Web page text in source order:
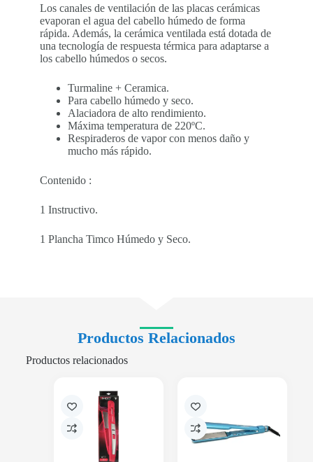
Los canales de ventilación de las placas cerámicas
evaporan el agua del cabello húmedo de forma
rápida. Además, la cerámica ventilada está dotada de
una tecnología de respuesta térmica para adaptarse a
los cabello húmedos o secos.
Turmaline + Ceramica.
Para cabello húmedo y seco.
Alaciadora de alto rendimiento.
Máxima temperatura de 220ºC.
Respiraderos de vapor con menos daño y
mucho más rápido.
Contenido :
1 Instructivo.
1 Plancha Timco Húmedo y Seco.
Productos Relacionados
Productos relacionados